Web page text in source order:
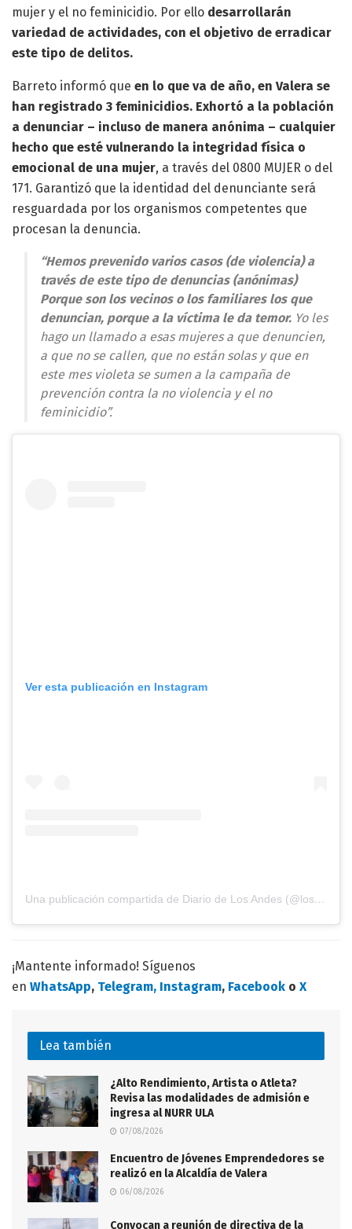
mujer y el no feminicidio. Por ello desarrollarán
variedad de actividades, con el objetivo de erradicar
este tipo de delitos.
Barreto informó que en lo que va de año, en Valera se
han registrado 3 feminicidios. Exhortó a la población
a denunciar – incluso de manera anónima – cualquier
hecho que esté vulnerando la integridad física o
emocional de una mujer, a través del 0800 MUJER o del
171. Garantizó que la identidad del denunciante será
resguardada por los organismos competentes que
procesan la denuncia.
“Hemos prevenido varios casos (de violencia) a
través de este tipo de denuncias (anónimas)
Porque son los vecinos o los familiares los que
denuncian, porque a la víctima le da temor. Yo les
hago un llamado a esas mujeres a que denuncien,
a que no se callen, que no están solas y que en
este mes violeta se sumen a la campaña de
prevención contra la no violencia y el no
feminicidio”.
Ver esta publicación en Instagram
Una publicación compartida de Diario de Los Andes (@losandesdigital)
¡Mantente informado! Síguenos
en WhatsApp, Telegram, Instagram, Facebook o X
Lea también
¿Alto Rendimiento, Artista o Atleta?
Revisa las modalidades de admisión e
ingresa al NURR ULA
07/08/2026
Encuentro de Jóvenes Emprendedores se
realizó en la Alcaldía de Valera
06/08/2026
Convocan a reunión de directiva de la